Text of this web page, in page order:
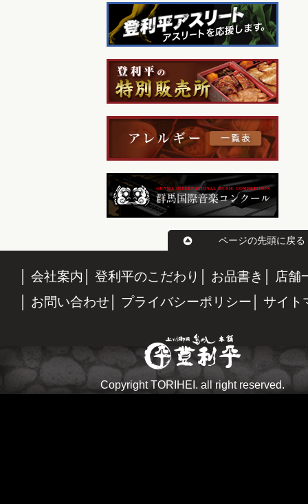
ページの先頭に戻る
会社案内 登利平のこだわり お品書き
店舗
お問い合わせ
プライバシーポリシー サイト
Copyright TORIHEI. all right reserved.